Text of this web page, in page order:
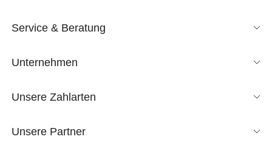
Service & Beratung
Unternehmen
Unsere Zahlarten
Unsere Partner